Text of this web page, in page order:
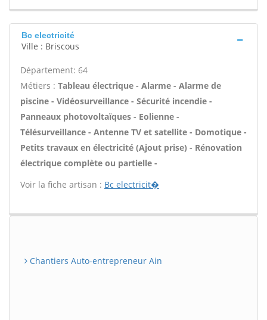
Bc electricité
Ville : Briscous
Département: 64
Métiers : Tableau électrique - Alarme - Alarme de
piscine - Vidéosurveillance - Sécurité incendie -
Panneaux photovoltaïques - Eolienne -
Télésurveillance - Antenne TV et satellite - Domotique -
Petits travaux en électricité (Ajout prise) - Rénovation
électrique complète ou partielle -
Voir la fiche artisan : Bc electricit�
Chantiers Auto-entrepreneur Ain